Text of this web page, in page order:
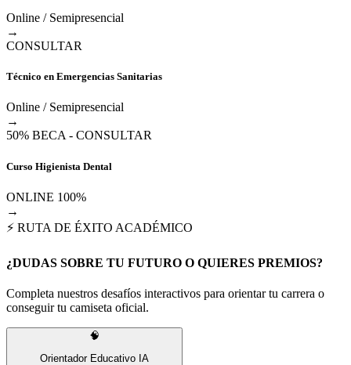
Online / Semipresencial
→
CONSULTAR
Técnico en Emergencias Sanitarias
Online / Semipresencial
→
50% BECA - CONSULTAR
Curso Higienista Dental
ONLINE 100%
→
⚡ RUTA DE ÉXITO ACADÉMICO
¿DUDAS SOBRE TU FUTURO O QUIERES PREMIOS?
Completa nuestros desafíos interactivos para orientar tu carrera o
conseguir tu camiseta oficial.
🧠
Orientador Educativo IA